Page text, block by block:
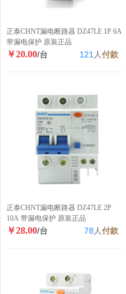
正泰CHNT漏电断路器 DZ47LE 1P 6A
带漏电保护 原装正品
￥20.00/台 121 人付款
正泰CHNT漏电断路器 DZ47LE 2P
10A 带漏电保护 原装正品
￥28.00/台 78 人付款